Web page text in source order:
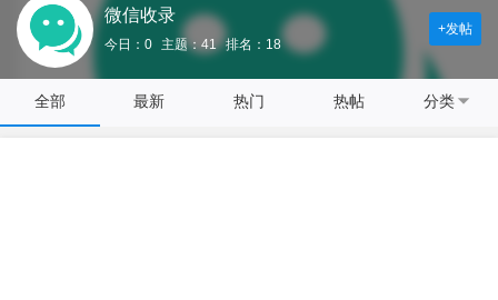
微信收录
今日：0 主题：41 排名：18
+发帖
全部 最新 热门 热帖 分类